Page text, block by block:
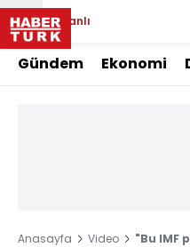
Canlı
Gündem Ekonomi
Anasayfa Video "Bu IMF